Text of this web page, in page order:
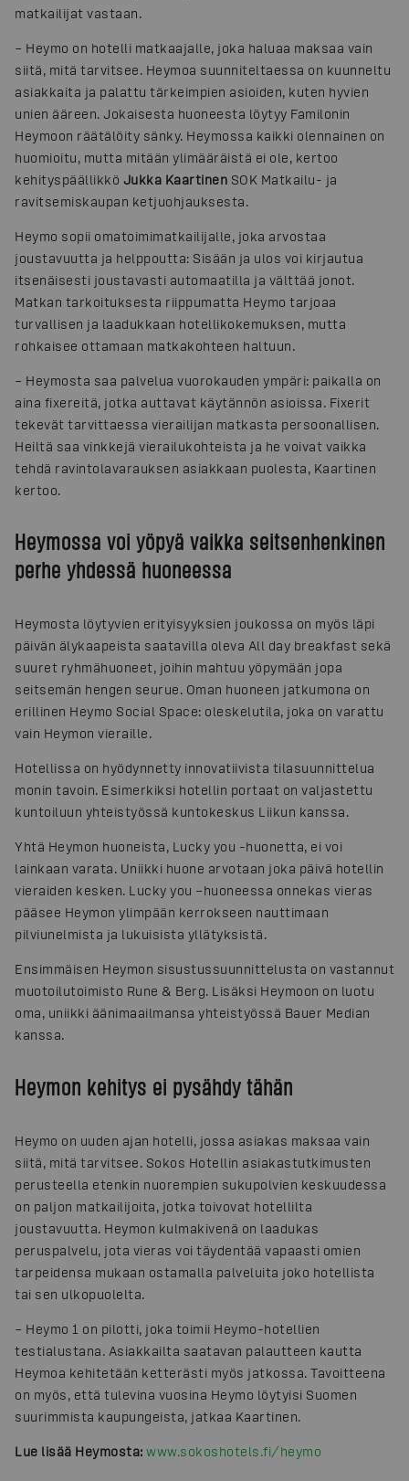
matkailijat vastaan.
– Heymo on hotelli matkaajalle, joka haluaa maksaa vain
siitä, mitä tarvitsee. Heymoa suunniteltaessa on kuunneltu
asiakkaita ja palattu tärkeimpien asioiden, kuten hyvien
unien ääreen. Jokaisesta huoneesta löytyy Familonin
Heymoon räätälöity sänky. Heymossa kaikki olennainen on
huomioitu, mutta mitään ylimääräistä ei ole, kertoo
kehityspäällikkö Jukka Kaartinen SOK Matkailu- ja
ravitsemiskaupan ketjuohjauksesta.
Heymo sopii omatoimimatkailijalle, joka arvostaa
joustavuutta ja helppoutta: Sisään ja ulos voi kirjautua
itsenäisesti joustavasti automaatilla ja välttää jonot.
Matkan tarkoituksesta riippumatta Heymo tarjoaa
turvallisen ja laadukkaan hotellikokemuksen, mutta
rohkaisee ottamaan matkakohteen haltuun.
– Heymosta saa palvelua vuorokauden ympäri: paikalla on
aina fixereitä, jotka auttavat käytännön asioissa. Fixerit
tekevät tarvittaessa vierailijan matkasta persoonallisen.
Heiltä saa vinkkejä vierailukohteista ja he voivat vaikka
tehdä ravintolavarauksen asiakkaan puolesta, Kaartinen
kertoo.
Heymossa voi yöpyä vaikka seitsenhenkinen
perhe yhdessä huoneessa
Heymosta löytyvien erityisyyksien joukossa on myös läpi
päivän älykaapeista saatavilla oleva All day breakfast sekä
suuret ryhmähuoneet, joihin mahtuu yöpymään jopa
seitsemän hengen seurue. Oman huoneen jatkumona on
erillinen Heymo Social Space: oleskelutila, joka on varattu
vain Heymon vieraille.
Hotellissa on hyödynnetty innovatiivista tilasuunnittelua
monin tavoin. Esimerkiksi hotellin portaat on valjastettu
kuntoiluun yhteistyössä kuntokeskus Liikun kanssa.
Yhtä Heymon huoneista, Lucky you -huonetta, ei voi
lainkaan varata. Uniikki huone arvotaan joka päivä hotellin
vieraiden kesken. Lucky you –huoneessa onnekas vieras
pääsee Heymon ylimpään kerrokseen nauttimaan
pilviunelmista ja lukuisista yllätyksistä.
Ensimmäisen Heymon sisustussuunnittelusta on vastannut
muotoilutoimisto Rune & Berg. Lisäksi Heymoon on luotu
oma, uniikki äänimaailmansa yhteistyössä Bauer Median
kanssa.
Heymon kehitys ei pysähdy tähän
Heymo on uuden ajan hotelli, jossa asiakas maksaa vain
siitä, mitä tarvitsee. Sokos Hotellin asiakastutkimusten
perusteella etenkin nuorempien sukupolvien keskuudessa
on paljon matkailijoita, jotka toivovat hotellilta
joustavuutta. Heymon kulmakivenä on laadukas
peruspalvelu, jota vieras voi täydentää vapaasti omien
tarpeidensa mukaan ostamalla palveluita joko hotellista
tai sen ulkopuolelta.
– Heymo 1 on pilotti, joka toimii Heymo-hotellien
testialustana. Asiakkailta saatavan palautteen kautta
Heymoa kehitetään ketterästi myös jatkossa. Tavoitteena
on myös, että tulevina vuosina Heymo löytyisi Suomen
suurimmista kaupungeista, jatkaa Kaartinen.
Lue lisää Heymosta: www.sokoshotels.fi/heymo